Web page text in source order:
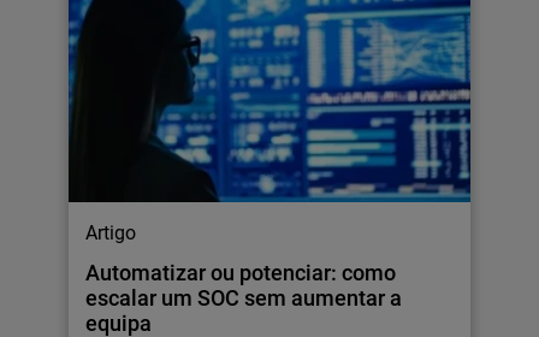
Artigo
Automatizar ou potenciar: como
escalar um SOC sem aumentar a
equipa